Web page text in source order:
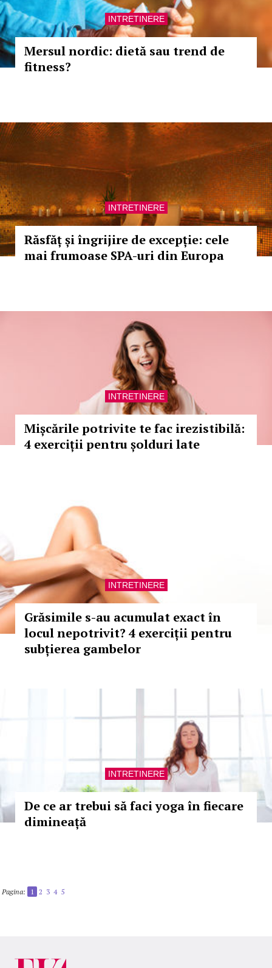
INTRETINERE
Mersul nordic: dietă sau trend de
fitness?
INTRETINERE
Răsfăț și îngrijire de excepție: cele
mai frumoase SPA-uri din Europa
INTRETINERE
Mișcările potrivite te fac irezistibilă:
4 exerciții pentru șolduri late
INTRETINERE
Grăsimile s-au acumulat exact în
locul nepotrivit? 4 exerciții pentru
subțierea gambelor
INTRETINERE
De ce ar trebui să faci yoga în fiecare
dimineață
Pagina: 1 2 3 4 5